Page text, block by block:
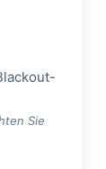
Sie